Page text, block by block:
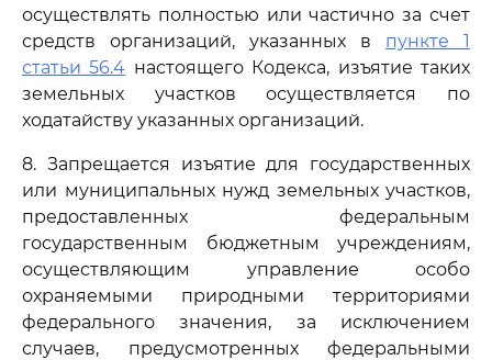
осуществлять полностью или частично за счет
средств организаций, указанных в пункте 1
статьи 56.4 настоящего Кодекса, изъятие таких
земельных участков осуществляется по
ходатайству указанных организаций.
8. Запрещается изъятие для государственных
или муниципальных нужд земельных участков,
предоставленных федеральным
государственным бюджетным учреждениям,
осуществляющим управление особо
охраняемыми природными территориями
федерального значения, за исключением
случаев, предусмотренных федеральными